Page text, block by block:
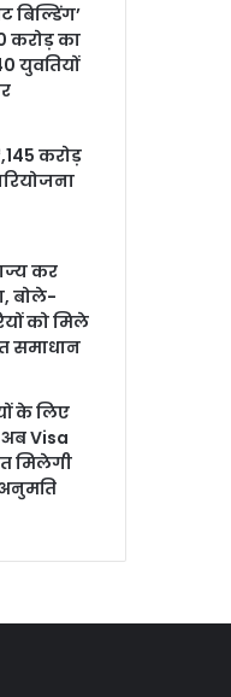
करोड़ का
युवतियों
करोड़
कर
बोले-
को मिले
समाधान
के लिए
Visa
मिलेगी